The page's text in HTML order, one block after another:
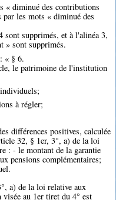
« diminué des contributions
par les mots « diminué des
sont supprimés, et à l'alinéa 3,
» sont supprimés.
« § 6.
le patrimoine de l'institution
à régler;
différences positives, calculée
32, § 1er, 3°, a) de la loi
: - le montant de la garantie
pensions complémentaires;
a) de la loi relative aux
au 1er tiret du 4° est